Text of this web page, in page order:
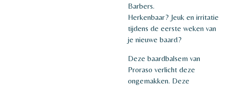
Barbers.
Herkenbaar? Jeuk en irritatie
tijdens de eerste weken van
je nieuwe baard?
Deze baardbalsem van
Proraso verlicht deze
ongemakken. Deze